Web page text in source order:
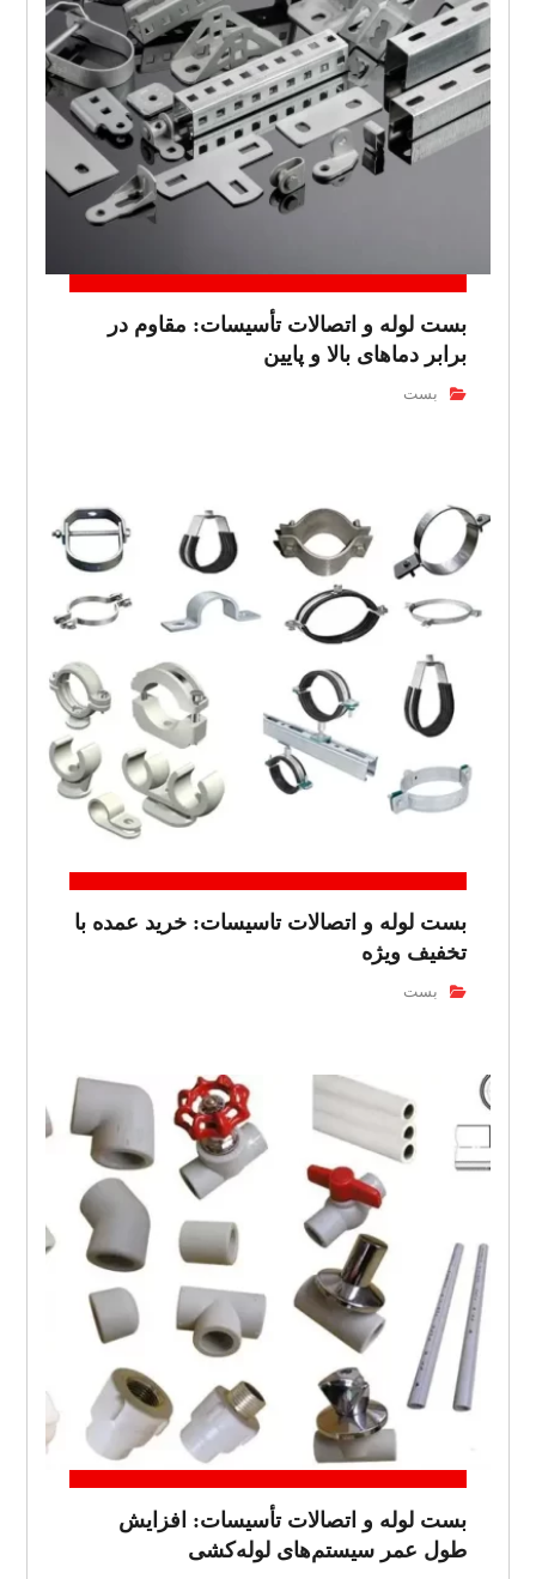
بست لوله و اتصالات تأسیسات: مقاوم در
برابر دماهای بالا و پایین
بست
بست لوله و اتصالات تاسیسات: خرید عمده با
تخفیف ویژه
بست
بست لوله و اتصالات تأسیسات: افزایش
طول عمر سیستم‌های لوله‌کشی